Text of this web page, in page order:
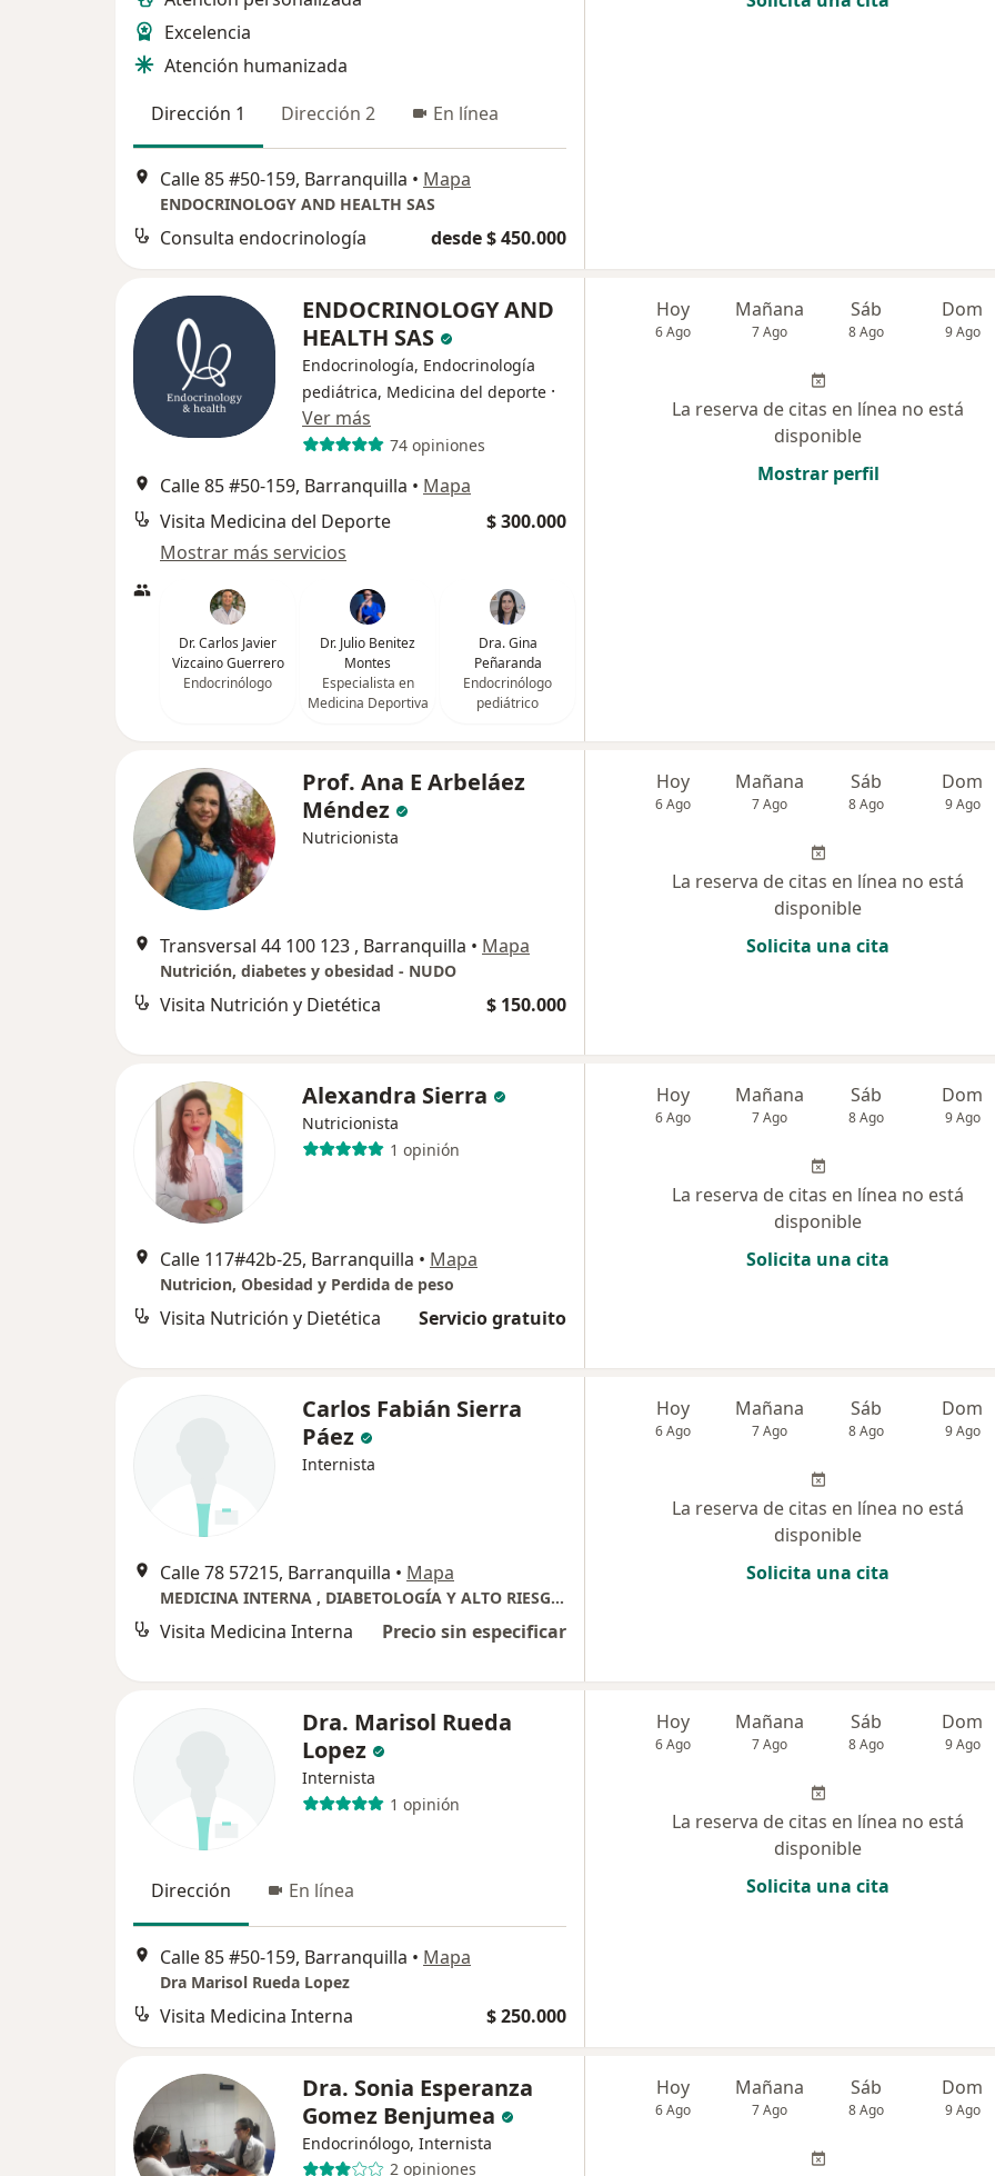
Excelencia
Atención humanizada
Dirección 1
Dirección 2 En línea
Calle 85 #50-159, Barranquilla • Mapa
ENDOCRINOLOGY AND HEALTH SAS
Consulta endocrinología desde $ 450.000
ENDOCRINOLOGY AND
HEALTH SAS
Endocrinología, Endocrinología
pediátrica, Medicina del deporte ·
Ver más
74 opiniones
Calle 85 #50-159, Barranquilla • Mapa
Visita Medicina del Deporte
$ 300.000
Mostrar más servicios
Dr. Carlos Javier
Vizcaino Guerrero
Endocrinólogo
Dr. Julio Benitez
Montes
Especialista en
Medicina Deportiva
Dra. Gina
Peñaranda
Endocrinólogo
pediátrico
Hoy
6 Ago
Mañana
7 Ago
Sáb
8 Ago
Dom
9 Ago
La reserva de citas en línea no está
disponible
Mostrar perfil
Prof. Ana E Arbeláez
Méndez
Nutricionista
Transversal 44 100 123 , Barranquilla • Mapa
Nutrición, diabetes y obesidad - NUDO
Visita Nutrición y Dietética $ 150.000
Hoy
6 Ago
Mañana
7 Ago
Sáb
8 Ago
Dom
9 Ago
La reserva de citas en línea no está
disponible
Solicita una cita
Alexandra Sierra
Nutricionista
1 opinión
Calle 117#42b-25, Barranquilla • Mapa
Nutricion, Obesidad y Perdida de peso
Visita Nutrición y Dietética Servicio gratuito
Hoy
6 Ago
Mañana
7 Ago
Sáb
8 Ago
Dom
9 Ago
La reserva de citas en línea no está
disponible
Solicita una cita
Carlos Fabián Sierra
Páez
Internista
Calle 78 57215, Barranquilla • Mapa
MEDICINA INTERNA , DIABETOLOGÍA Y ALTO RIESGO CARDIO RENO METABÓLICO
Visita Medicina Interna Precio sin especificar
Hoy
6 Ago
Mañana
7 Ago
Sáb
8 Ago
Dom
9 Ago
La reserva de citas en línea no está
disponible
Solicita una cita
Dra. Marisol Rueda
Lopez
Internista
1 opinión
Dirección En línea
Calle 85 #50-159, Barranquilla • Mapa
Dra Marisol Rueda Lopez
Visita Medicina Interna $ 250.000
Hoy
6 Ago
Mañana
7 Ago
Sáb
8 Ago
Dom
9 Ago
La reserva de citas en línea no está
disponible
Solicita una cita
Dra. Sonia Esperanza
Gomez Benjumea
Endocrinólogo, Internista
2 opiniones
Hoy
6 Ago
Mañana
7 Ago
Sáb
8 Ago
Dom
9 Ago